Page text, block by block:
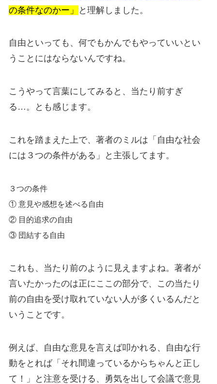
の条件なのかー」
と理解しました。
自由といっても、何でもかんでもやっていいとい
うことにはならないんですね。
こうやって言葉にしてみると、当たり前すぎ
る…。とも感じます。
これを踏まえた上で、著者のミルは「自由な社会
には３つの条件がある」と主張してます。
３つの条件
① 意見や感想を述べる自由
② 目的追求の自由
③ 団結する自由
これも、当たり前のように見えますよね。著者が
言いたかったのは正にここの部分で、この当たり
前の自由を受け取れていない人が多くいるんだと
いうことです。
例えば、自由な意見を言えば叩かれる、自由な行
動をとれば「それ間違っているからちゃんと正し
て！」と注意を受ける、勇気を出して会議で意見